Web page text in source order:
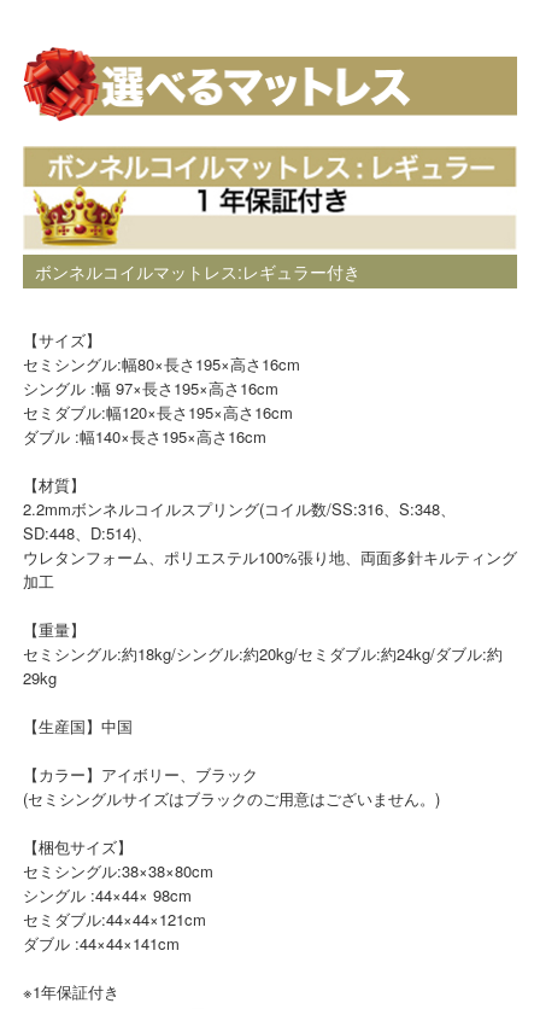
ボンネルコイルマットレス:レギュラー付き
【サイズ】
セミシングル:幅80×長さ195×高さ16cm
シングル :幅 97×長さ195×高さ16cm
セミダブル:幅120×長さ195×高さ16cm
ダブル :幅140×長さ195×高さ16cm
【材質】
2.2mmボンネルコイルスプリング(コイル数/SS:316、S:348、
SD:448、D:514)、
ウレタンフォーム、ポリエステル100%張り地、両面多針キルティング
加工
【重量】
セミシングル:約18kg/シングル:約20kg/セミダブル:約24kg/ダブル:約
29kg
【生産国】中国
【カラー】アイボリー、ブラック
(セミシングルサイズはブラックのご用意はございません。)
【梱包サイズ】
セミシングル:38×38×80cm
シングル :44×44× 98cm
セミダブル:44×44×121cm
ダブル :44×44×141cm
※1年保証付き